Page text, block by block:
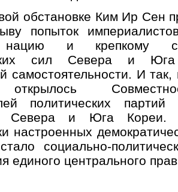
обстановке Ким Ир Сен
попыток
нацию и крепкому
сил Севера и
самостоятельности. И так,
открылось
политических
Севера и Юга Кореи.
настроенных
социально-
единого центрального